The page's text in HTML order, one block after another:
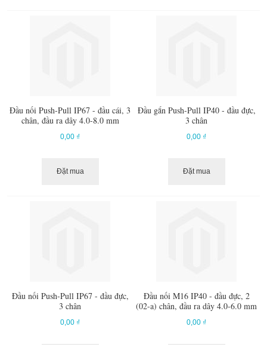
Đầu nối Push-Pull IP67 - đầu cái, 3
chân, đầu ra dây 4.0-8.0 mm
0,00 ₫
Đặt mua
Đầu gắn Push-Pull IP40 - đầu đực,
3 chân
0,00 ₫
Đặt mua
Đầu nối Push-Pull IP67 - đầu đực,
3 chân
0,00 ₫
Đầu nối M16 IP40 - đầu đực, 2
(02-a) chân, đầu ra dây 4.0-6.0 mm
0,00 ₫